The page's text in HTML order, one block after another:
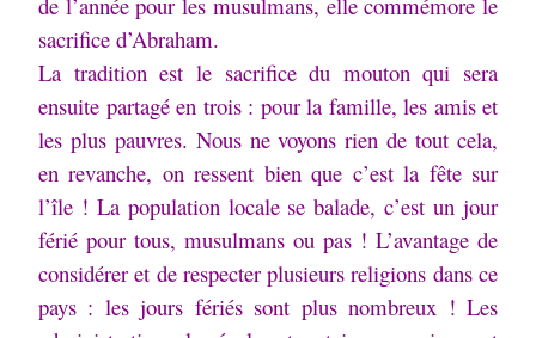
sacrifice d’Abraham.
La tradition est le sacrifice du mouton qui sera
ensuite partagé en trois : pour la famille, les amis et
les plus pauvres. Nous ne voyons rien de tout cela,
en revanche, on ressent bien que c’est la fête sur
l’île ! La population locale se balade, c’est un jour
férié pour tous, musulmans ou pas ! L’avantage de
considérer et de respecter plusieurs religions dans ce
pays : les jours fériés sont plus nombreux ! Les